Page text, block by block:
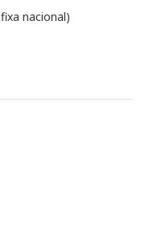
nacional)